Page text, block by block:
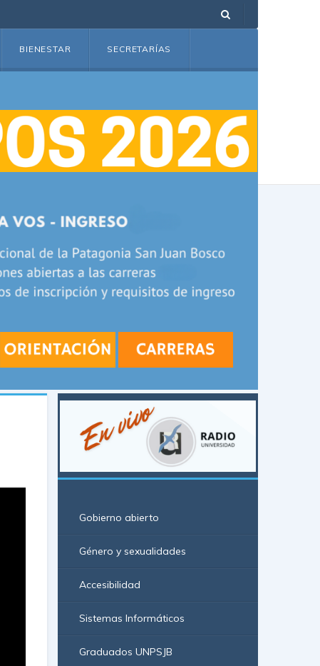
BIENESTAR SECRETARÍAS
Gobierno abierto
Género y sexualidades
Accesibilidad
Sistemas Informáticos
Graduados UNPSJB